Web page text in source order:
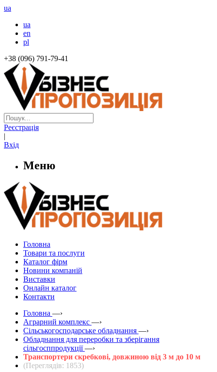
ua
ua
en
pl
+38 (096) 791-79-41
Реєстрація
|
Вхід
Меню
Головна
Товари та послуги
Каталог фірм
Новини компаній
Виставки
Онлайн каталог
Контакти
Головна —›
Аграрний комплекс —›
Сільськогосподарське обладнання —›
Обладнання для переробки та зберігання
сільгосппродукції —›
Транспортери скребкові, довжиною від 3 м до 10 м
(Переглядів: 1853)